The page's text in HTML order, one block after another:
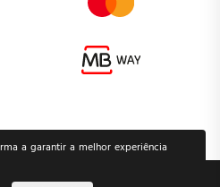
a garantir a melhor experiência